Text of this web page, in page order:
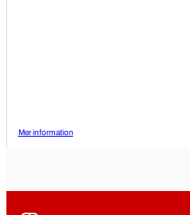
Mer information